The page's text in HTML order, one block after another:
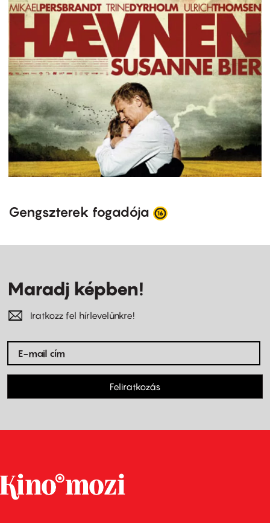
Gengszterek fogadója
Maradj képben!
Iratkozz fel hírlevelünkre!
Feliratkozás